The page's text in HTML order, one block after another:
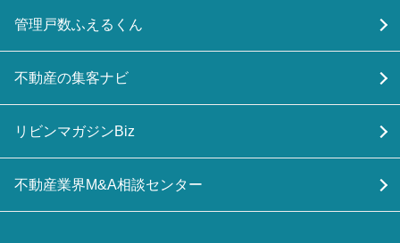
管理戸数ふえるくん
不動産の集客ナビ
リビンマガジンBiz
不動産業界M&A相談センター